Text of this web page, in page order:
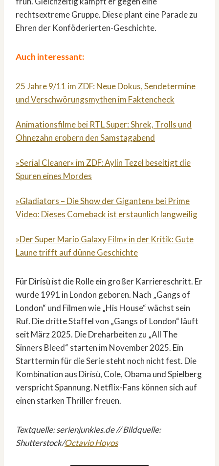
rechtsextreme Gruppe. Diese plant eine Parade zu
Ehren der Konföderierten-Geschichte.
Auch interessant:
25 Jahre 9/11 im ZDF: Neue Dokus, Sendetermine
und Verschwörungsmythen im Faktencheck
Animationsfilme bei RTL Super: Shrek, Trolls und
Ohnezahn erobern den Samstagabend
»Serial Cleaner« im ZDF: Aylin Tezel beseitigt die
Spuren eines Mordes
»Gladiators – Die Show der Giganten« bei Prime
Video: Dieses Comeback ist erstaunlich langweilig
»Der Super Mario Galaxy Film« in der Kritik: Gute
Laune trifft auf dünne Geschichte
Für Dìrísù ist die Rolle ein großer Karriereschritt. Er
wurde 1991 in London geboren. Nach „Gangs of
London“ und Filmen wie „His House“ wächst sein
Ruf. Die dritte Staffel von „Gangs of London“ läuft
seit März 2025. Die Dreharbeiten zu „All The
Sinners Bleed“ starten im November 2025. Ein
Starttermin für die Serie steht noch nicht fest. Die
Kombination aus Dìrísù, Cole, Obama und Spielberg
verspricht Spannung. Netflix-Fans können sich auf
einen starken Thriller freuen.
Textquelle: serienjunkies.de // Bildquelle:
Shutterstock/Octavio Hoyos